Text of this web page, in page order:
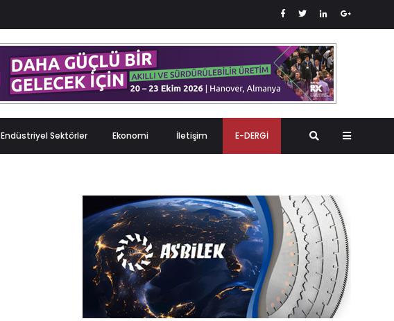
Endüstriyel Sektörler Ekonomi İletişim E-DERGİ